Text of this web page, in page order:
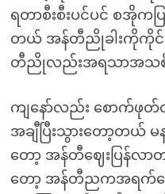
ရတာစီးစီးပင်ပင် စအိုက
တယ် အန်တီညိုခါးကိုကိုင်
တီညိုလည်းအရသာအသ
ကျနော်လည်း စောက်ဖုတ်ထဲ
အချီပြီးသွားတော့တယ်
တော့ အန်တီဈေးပြန်လာ
တော့ အန်တီညကအရက်သေ